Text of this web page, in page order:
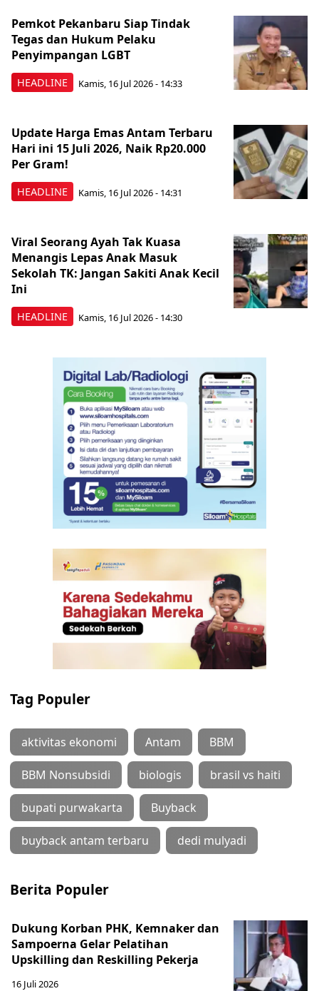
HEADLINE
Pemkot Pekanbaru Siap Tindak
Tegas dan Hukum Pelaku
Penyimpangan LGBT
Kamis, 16 Jul 2026 - 14:33
HEADLINE
Update Harga Emas Antam Terbaru
Hari ini 15 Juli 2026, Naik Rp20.000
Per Gram!
Kamis, 16 Jul 2026 - 14:31
HEADLINE
Viral Seorang Ayah Tak Kuasa
Menangis Lepas Anak Masuk
Sekolah TK: Jangan Sakiti Anak Kecil
Ini
Kamis, 16 Jul 2026 - 14:30
Tag Populer
aktivitas ekonomi Antam BBM
BBM Nonsubsidi biologis brasil vs haiti
bupati purwakarta Buyback
buyback antam terbaru dedi mulyadi
Berita Populer
Dukung Korban PHK, Kemnaker dan
Sampoerna Gelar Pelatihan
Upskilling dan Reskilling Pekerja
16 Juli 2026